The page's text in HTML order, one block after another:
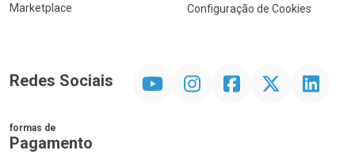
Marketplace
Configuração de Cookies
Redes Sociais InstagramFacebookTwitter Linkedin
formas de
Pagamento